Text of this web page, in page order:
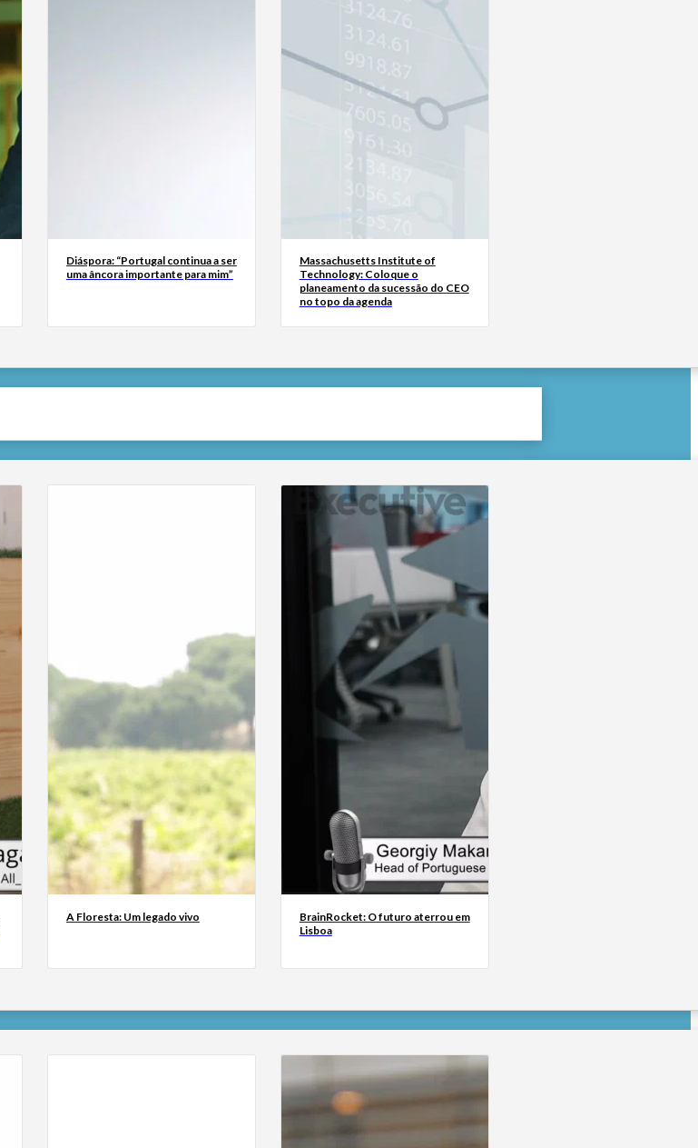
Diáspora: “Portugal continua a ser
uma âncora importante para mim”
Massachusetts Institute of
Technology: Coloque o
planeamento da sucessão do CEO
no topo da agenda
A Floresta: Um legado vivo
BrainRocket: O futuro aterrou em
Lisboa